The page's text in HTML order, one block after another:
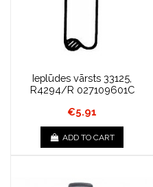
Ieplūdes vārsts 33125,
R4294/R 027109601C
€5.91
ADD TO CART